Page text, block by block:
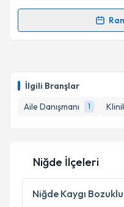
İlgili Branşlar
Aile Danışmanı
1
kapsamda
Randevu
için bir takvim
bilgilendireceğiz.
E-posta Adresiniz
Kişisel
Metni'ni okudum
Niğde İlçeleri
Niğde Kaygı